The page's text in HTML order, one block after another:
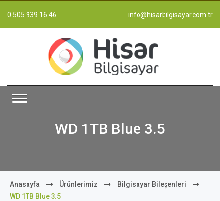
0 505 939 16 46 info@hisarbilgisayar.com.tr
WD 1TB Blue 3.5
Anasayfa Ürünlerimiz
Bilgisayar Bileşenleri
WD 1TB Blue 3.5